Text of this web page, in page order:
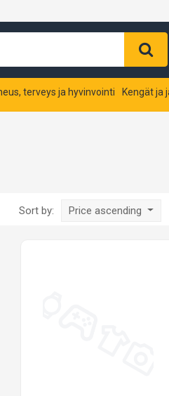
terveys ja hyvinvointi Kengät ja
Sort by: Price ascending